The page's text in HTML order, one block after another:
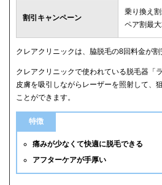
割引キャンペーン
乗り換え割
ペア割最大
クレアクリニックは、脇脱毛の8回料金が割
クレアクリニックで使われている脱毛器「
皮膚を吸引しながらレーザーを照射して、
ことができます。
特徴
痛みが少なくて快適に脱毛できる
アフターケアが手厚い